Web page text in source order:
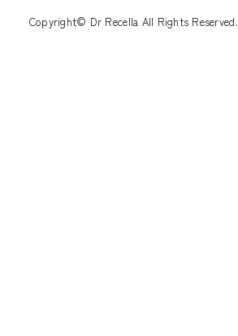
Copyright© Dr Recella All Rights Reserved.